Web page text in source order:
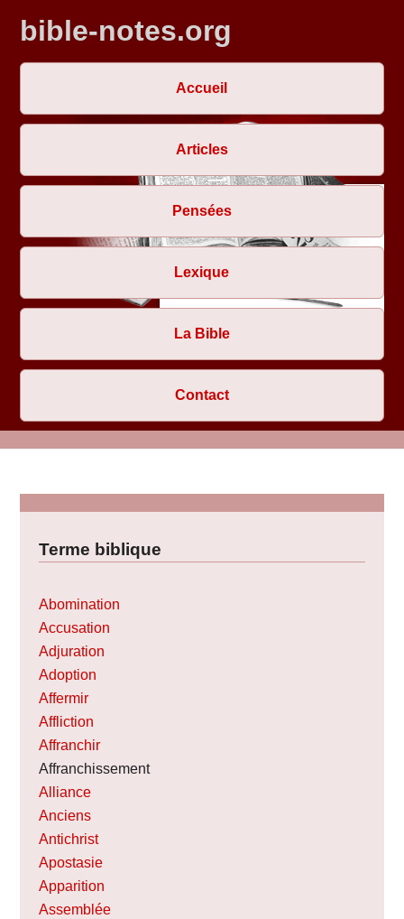
bible-notes.org
Accueil
Articles
Pensées
Lexique
La Bible
Contact
Terme biblique
Abomination
Accusation
Adjuration
Adoption
Affermir
Affliction
Affranchir
Affranchissement
Alliance
Anciens
Antichrist
Apostasie
Apparition
Assemblée